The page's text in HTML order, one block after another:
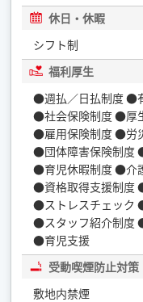
休日・休暇
シフト制
福利厚生
●週払／日払制度 ●
●社会保険制度 ●厚
●雇用保険制度 ●労
●団体障害保険制度
●育児休暇制度 ●介
●資格取得支援制度
●ストレスチェック
●スタッフ紹介制度
●育児支援
受動喫煙防止対策
敷地内禁煙